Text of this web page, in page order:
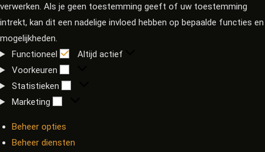
verwerken. Als je geen toestemming geeft of uw toestemming
intrekt, kan dit een nadelige invloed hebben op bepaalde functies en
mogelijkheden.
Functioneel
Altijd actief
Voorkeuren
Statistieken
Marketing
Beheer opties
Beheer diensten